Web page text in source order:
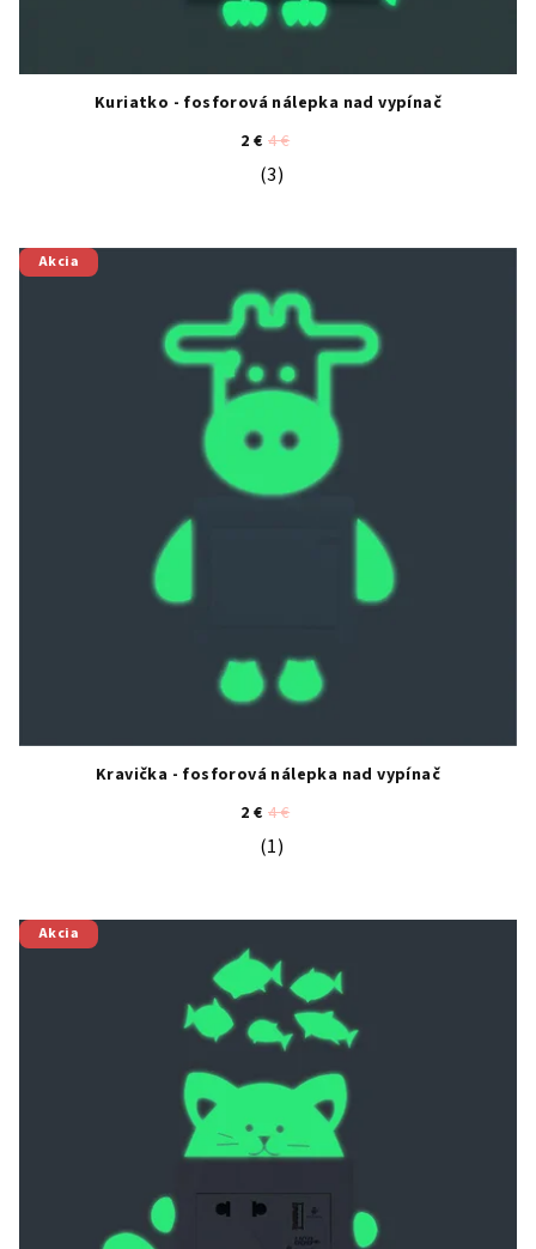
Kuriatko - fosforová nálepka nad vypínač
2 € 4 €
Priemerné hodnotenie produktu
(3)
Akcia
Kravička - fosforová nálepka nad vypínač
2 € 4 €
Priemerné hodnotenie produktu
(1)
Akcia